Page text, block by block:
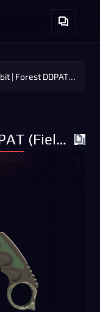
★ Karambit | Forest DDPAT (Field-Tested)
★ Karambit | Forest DDPAT (Field-Tested)